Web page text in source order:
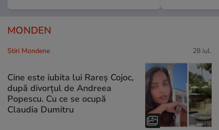
MONDEN
Stiri Mondene 28 iul.
Cine este iubita lui Rareș Cojoc,
după divorțul de Andreea
Popescu. Cu ce se ocupă
Claudia Dumitru